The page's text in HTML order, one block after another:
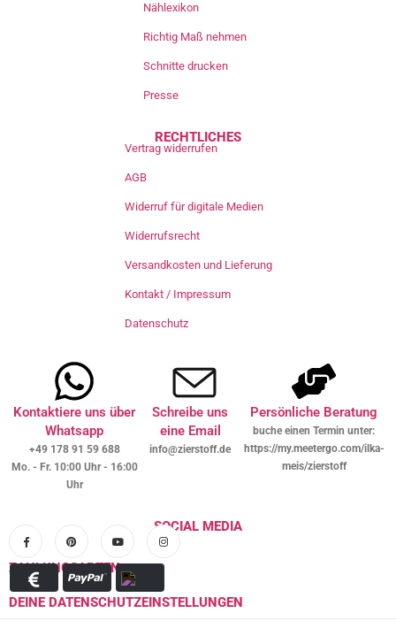
Nählexikon
Richtig Maß nehmen
Schnitte drucken
Presse
RECHTLICHES
Vertrag widerrufen
AGB
Widerruf für digitale Medien
Widerrufsrecht
Versandkosten und Lieferung
Kontakt / Impressum
Datenschutz
Kontaktiere uns über
Whatsapp
+49 178 91 59 688
Mo. - Fr. 10:00 Uhr - 16:00
Uhr
Schreibe uns
eine Email
info@zierstoff.de
Persönliche Beratung
buche einen Termin unter:
https://my.meetergo.com/ilka-
meis/zierstoff
SOCIAL MEDIA
ZAHLUNGSARTEN
DEINE DATENSCHUTZEINSTELLUNGEN